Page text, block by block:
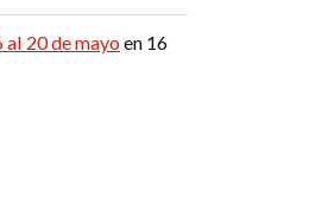
20 de mayo en 16